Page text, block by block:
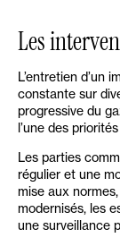
Les
L’entretien d’un
constante sur
progressive du
l’une des
Les parties
régulier et une
mise aux
modernisés, les
une surveillance